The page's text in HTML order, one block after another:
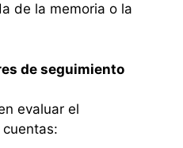
de la memoria o la
de seguimiento
evaluar el